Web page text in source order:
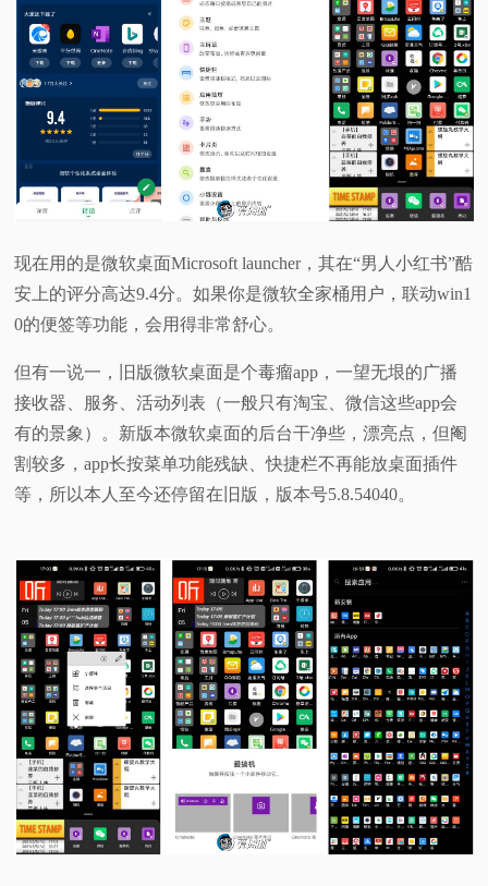
现在用的是微软桌面Microsoft launcher，其在“男人小红书”酷
安上的评分高达9.4分。如果你是微软全家桶用户，联动win1
0的便签等功能，会用得非常舒心。
但有一说一，旧版微软桌面是个毒瘤app，一望无垠的广播
接收器、服务、活动列表（一般只有淘宝、微信这些app会
有的景象）。新版本微软桌面的后台干净些，漂亮点，但阉
割较多，app长按菜单功能残缺、快捷栏不再能放桌面插件
等，所以本人至今还停留在旧版，版本号5.8.54040。